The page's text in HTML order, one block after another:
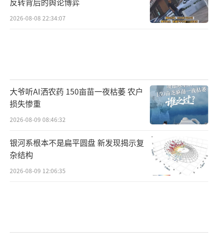
钟。错过这个窗口，数据要通过星间链路跳
干扰影响，需要更多地面站分布全球。
太空不是没有“容量约束”。晨昏太阳同
步轨道只是低轨中的一个窄子集，不是无限停
车场。低轨整体承载量估算从10万颗到超过100
万颗卫星不等，但太阳同步轨道要求特定高度
和倾角关系，常见集中区域在600至800公里。
真正适合持续采光的晨昏轨道更窄。至于日地
2026-08-08 22:34:07
大爷听AI洒农药 150亩苗一夜枯萎 农户
损失惨重
2026-08-09 08:46:32
银河系根本不是扁平圆盘 新发现揭示复
杂结构
2026-08-09 12:06:35